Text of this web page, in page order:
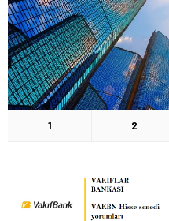
1 2